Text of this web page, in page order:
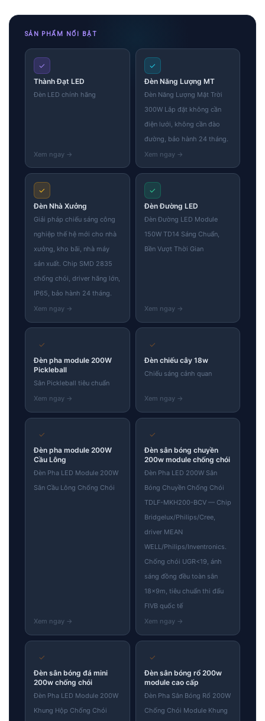
SẢN PHẨM NỔI BẬT
✓
Thành Đạt LED
Đèn LED chính hãng
✓
Đèn Năng Lượng MT
Đèn Năng Lượng Mặt Trời
300W Lắp đặt không cần
điện lưới, không cần đào
đường, bảo hành 24 tháng.
✓
Đèn Nhà Xưởng
Giải pháp chiếu sáng công
nghiệp thế hệ mới cho nhà
xưởng, kho bãi, nhà máy
sản xuất. Chip SMD 2835
chống chói, driver hãng lớn,
IP65, bảo hành 24 tháng.
✓
Đèn Đường LED
Đèn Đường LED Module
150W TD14 Sáng Chuẩn,
Bền Vượt Thời Gian
✓
Đèn pha module 200W
Pickleball
Sân Pickleball tiêu chuẩn
✓
Đèn chiếu cây 18w
Chiếu sáng cảnh quan
✓
Đèn pha module 200W
Cầu Lông
Đèn Pha LED Module 200W
Sân Cầu Lông Chống Chói
✓
Đèn sân bóng chuyền
200w module chống chói
Đèn Pha LED 200W Sân
Bóng Chuyền Chống Chói
TDLF-MKH200-BCV — Chip
Bridgelux/Philips/Cree,
driver MEAN
WELL/Philips/Inventronics.
Chống chói UGR<19, ánh
sáng đồng đều toàn sân
18×9m, tiêu chuẩn thi đấu
FIVB quốc tế
✓
Đèn sân bóng đá mini
200w chống chói
Đèn Pha LED Module 200W
Khung Hộp Chống Chói
✓
Đèn sân bóng rổ 200w
module cao cấp
Đèn Pha Sân Bóng Rổ 200W
Chống Chói Module Khung